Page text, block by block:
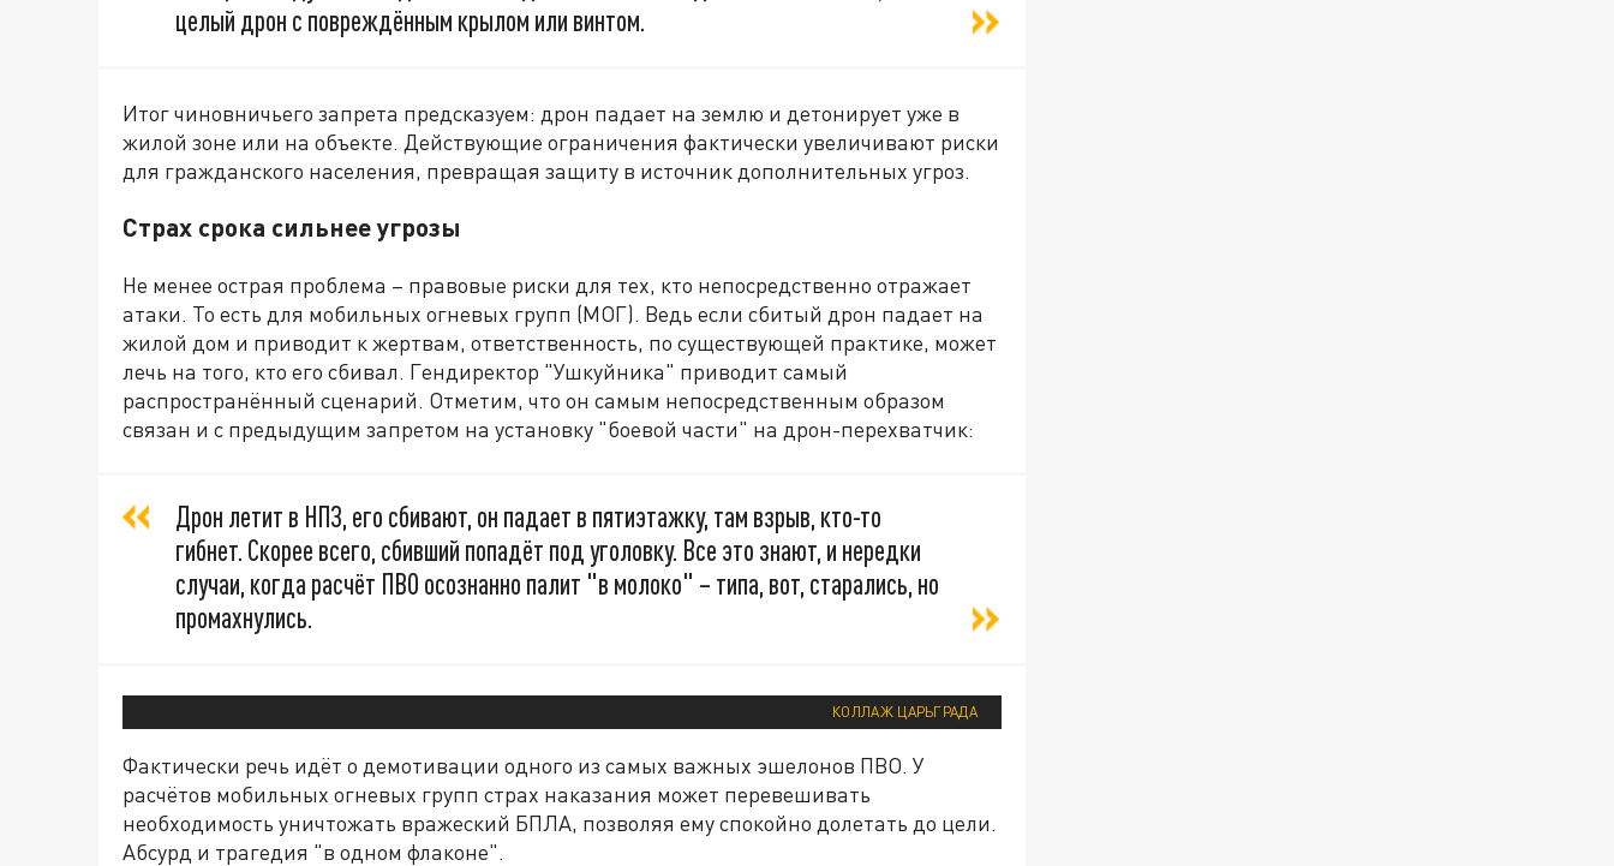
целый дрон с повреждённым крылом или винтом.
Итог чиновничьего запрета предсказуем: дрон падает на землю и детонирует уже в
жилой зоне или на объекте. Действующие ограничения фактически увеличивают риски
для гражданского населения, превращая защиту в источник дополнительных угроз.
Страх срока сильнее угрозы
Не менее острая проблема – правовые риски для тех, кто непосредственно отражает
атаки. То есть для мобильных огневых групп (МОГ). Ведь если сбитый дрон падает на
жилой дом и приводит к жертвам, ответственность, по существующей практике, может
лечь на того, кто его сбивал. Гендиректор "Ушкуйника" приводит самый
распространённый сценарий. Отметим, что он самым непосредственным образом
связан и с предыдущим запретом на установку "боевой части" на дрон-перехватчик:
Дрон летит в НПЗ, его сбивают, он падает в пятиэтажку, там взрыв, кто-то
гибнет. Скорее всего, сбивший попадёт под уголовку. Все это знают, и нередки
случаи, когда расчёт ПВО осознанно палит "в молоко" – типа, вот, старались, но
промахнулись.
КОЛЛАЖ ЦАРЬГРАДА
Фактически речь идёт о демотивации одного из самых важных эшелонов ПВО. У
расчётов мобильных огневых групп страх наказания может перевешивать
необходимость уничтожать вражеский БПЛА, позволяя ему спокойно долетать до цели.
Абсурд и трагедия "в одном флаконе".